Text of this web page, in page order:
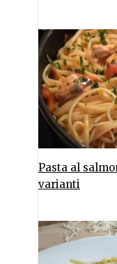
Pasta al
varianti